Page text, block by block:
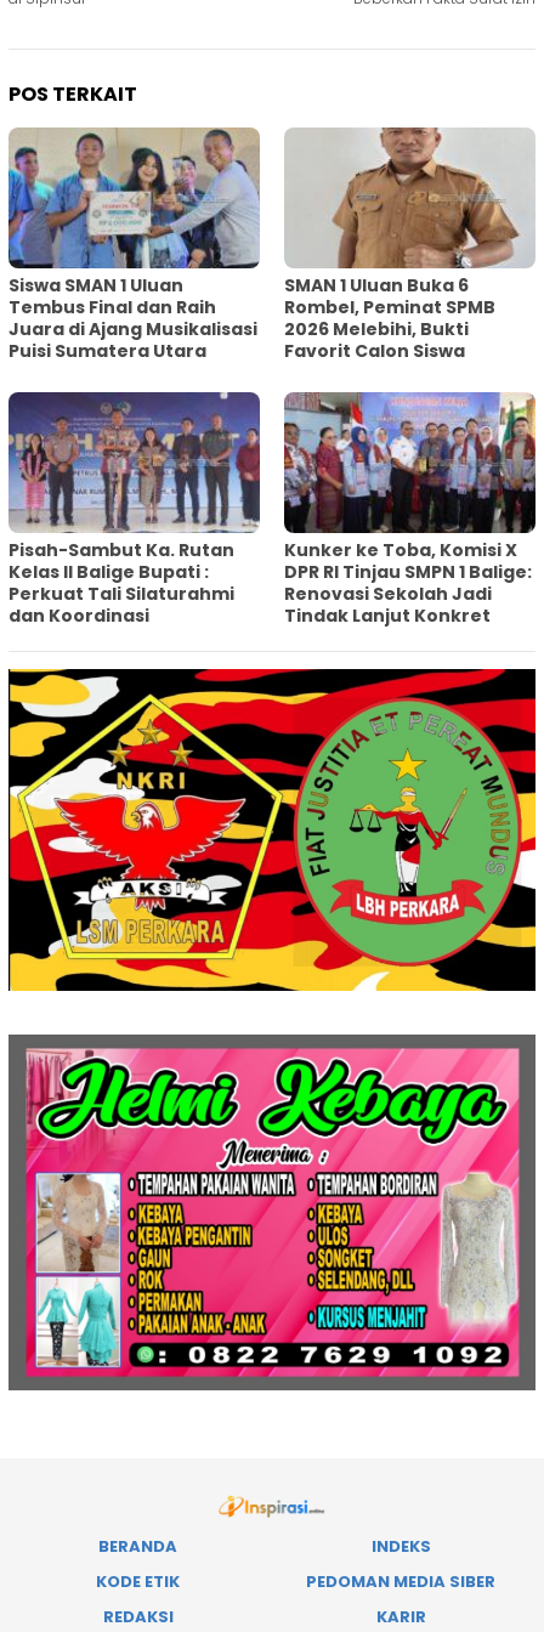
POS TERKAIT
Siswa SMAN 1 Uluan
Tembus Final dan Raih
Juara di Ajang Musikalisasi
Puisi Sumatera Utara
SMAN 1 Uluan Buka 6
Rombel, Peminat SPMB
2026 Melebihi, Bukti
Favorit Calon Siswa
Pisah-Sambut Ka. Rutan
Kelas II Balige Bupati :
Perkuat Tali Silaturahmi
dan Koordinasi
Kunker ke Toba, Komisi X
DPR RI Tinjau SMPN 1 Balige:
Renovasi Sekolah Jadi
Tindak Lanjut Konkret
BERANDA
INDEKS
KODE ETIK
PEDOMAN MEDIA SIBER
REDAKSI
KARIR